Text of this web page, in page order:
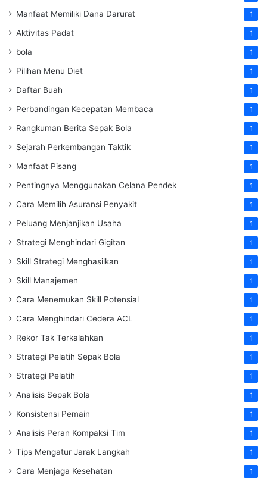
Manfaat Memiliki Dana Darurat 1
Aktivitas Padat 1
bola 1
Pilihan Menu Diet 1
Daftar Buah 1
Perbandingan Kecepatan Membaca 1
Rangkuman Berita Sepak Bola 1
Sejarah Perkembangan Taktik 1
Manfaat Pisang 1
Pentingnya Menggunakan Celana Pendek 1
Cara Memilih Asuransi Penyakit 1
Peluang Menjanjikan Usaha 1
Strategi Menghindari Gigitan 1
Skill Strategi Menghasilkan 1
Skill Manajemen 1
Cara Menemukan Skill Potensial 1
Cara Menghindari Cedera ACL 1
Rekor Tak Terkalahkan 1
Strategi Pelatih Sepak Bola 1
Strategi Pelatih 1
Analisis Sepak Bola 1
Konsistensi Pemain 1
Analisis Peran Kompaksi Tim 1
Tips Mengatur Jarak Langkah 1
Cara Menjaga Kesehatan 1